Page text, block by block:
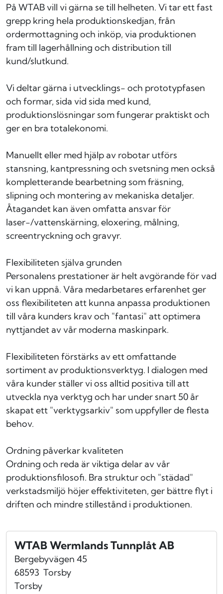
På WTAB vill vi gärna se till helheten. Vi tar ett fast
grepp kring hela produktionskedjan, från
ordermottagning och inköp, via produktionen
fram till lagerhållning och distribution till
kund/slutkund.
Vi deltar gärna i utvecklings- och prototypfasen
och formar, sida vid sida med kund,
produktionslösningar som fungerar praktiskt och
ger en bra totalekonomi.
Manuellt eller med hjälp av robotar utförs
stansning, kantpressning och svetsning men också
kompletterande bearbetning som fräsning,
slipning och montering av mekaniska detaljer.
Åtagandet kan även omfatta ansvar för
laser-/vattenskärning, eloxering, målning,
screentryckning och gravyr.
Flexibiliteten själva grunden
Personalens prestationer är helt avgörande för vad
vi kan uppnå. Våra medarbetares erfarenhet ger
oss flexibiliteten att kunna anpassa produktionen
till våra kunders krav och "fantasi" att optimera
nyttjandet av vår moderna maskinpark.
Flexibiliteten förstärks av ett omfattande
sortiment av produktionsverktyg. I dialogen med
våra kunder ställer vi oss alltid positiva till att
utveckla nya verktyg och har under snart 50 år
skapat ett "verktygsarkiv" som uppfyller de flesta
behov.
Ordning påverkar kvaliteten
Ordning och reda är viktiga delar av vår
produktionsfilosofi. Bra struktur och "städad"
verkstadsmiljö höjer effektiviteten, ger bättre flyt i
driften och mindre stillestånd i produktionen.
WTAB Wermlands Tunnplåt AB
Bergebyvägen 45
68593 Torsby
Torsby